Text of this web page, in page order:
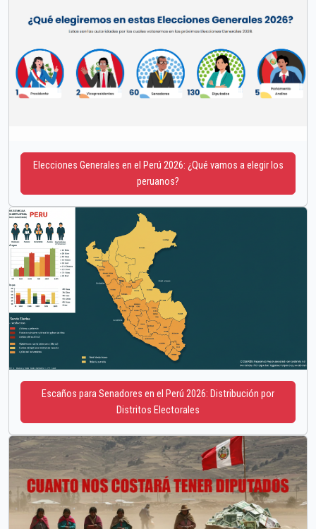
Elecciones Generales en el Perú 2026: ¿Qué vamos a elegir los
peruanos?
Escaños para Senadores en el Perú 2026: Distribución por
Distritos Electorales